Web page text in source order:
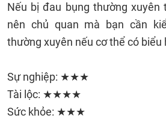
Nếu bị đau bụng thường xuyên
nên chủ quan mà bạn cần
thường xuyên nếu cơ thể có biểu
Sự nghiệp: ★★★
Tài lộc: ★★★★
Sức khỏe: ★★★